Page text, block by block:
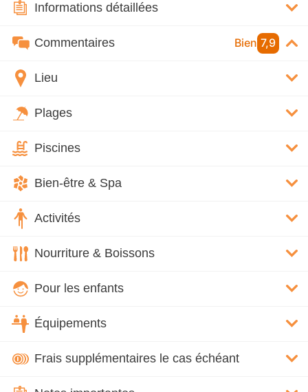
Informations détaillées
Commentaires Bien 7,9
Lieu
Plages
Piscines
Bien-être & Spa
Activités
Nourriture & Boissons
Pour les enfants
Équipements
Frais supplémentaires le cas échéant